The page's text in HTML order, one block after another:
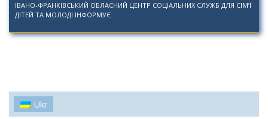
ІВАНО-ФРАНКІВСЬКИЙ ОБЛАСНИЙ ЦЕНТР СОЦІАЛЬНИХ СЛУЖБ ДЛЯ СІМ’Ї
ДІТЕЙ ТА МОЛОДІ ІНФОРМУЄ
Ukr